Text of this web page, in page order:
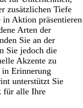
zusätzlichen Tiefe
Aktion präsentieren
Arten der
Sie an der
Sie jedoch die
Akzente zu
in Erinnerung
unterstützt Sie
für alle Ihre